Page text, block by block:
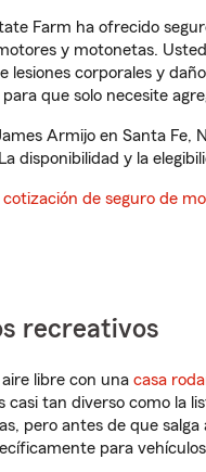
Farm ha ofrecido
y motonetas.
lesiones corporales y
para que solo necesite
Armijo en Santa Fe,
disponibilidad y la
cotización de seguro de
recreativos
libre con una casa
casi tan diverso como la
pero antes de que
para